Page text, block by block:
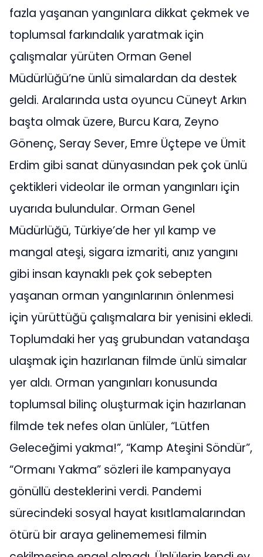
fazla yaşanan yangınlara dikkat çekmek ve
toplumsal farkındalık yaratmak için
çalışmalar yürüten Orman Genel
Müdürlüğü’ne ünlü simalardan da destek
geldi. Aralarında usta oyuncu Cüneyt Arkın
başta olmak üzere, Burcu Kara, Zeyno
Gönenç, Seray Sever, Emre Üçtepe ve Ümit
Erdim gibi sanat dünyasından pek çok ünlü
çektikleri videolar ile orman yangınları için
uyarıda bulundular. Orman Genel
Müdürlüğü, Türkiye’de her yıl kamp ve
mangal ateşi, sigara izmariti, anız yangını
gibi insan kaynaklı pek çok sebepten
yaşanan orman yangınlarının önlenmesi
için yürüttüğü çalışmalara bir yenisini ekledi.
Toplumdaki her yaş grubundan vatandaşa
ulaşmak için hazırlanan filmde ünlü simalar
yer aldı. Orman yangınları konusunda
toplumsal bilinç oluşturmak için hazırlanan
filmde tek nefes olan ünlüler, “Lütfen
Geleceğimi yakma!”, “Kamp Ateşini Söndür”,
“Ormanı Yakma” sözleri ile kampanyaya
gönüllü desteklerini verdi. Pandemi
sürecindeki sosyal hayat kısıtlamalarından
ötürü bir araya gelinememesi filmin